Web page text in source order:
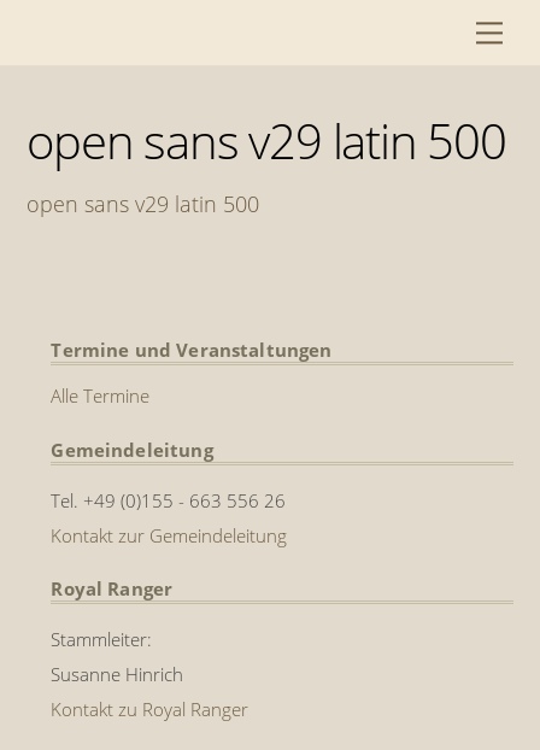
open sans v29 latin 500
open sans v29 latin 500
Termine und Veranstaltungen
Alle Termine
Gemeindeleitung
Tel. +49 (0)155 - 663 556 26
Kontakt zur Gemeindeleitung
Royal Ranger
Stammleiter:
Susanne Hinrich
Kontakt zu Royal Ranger